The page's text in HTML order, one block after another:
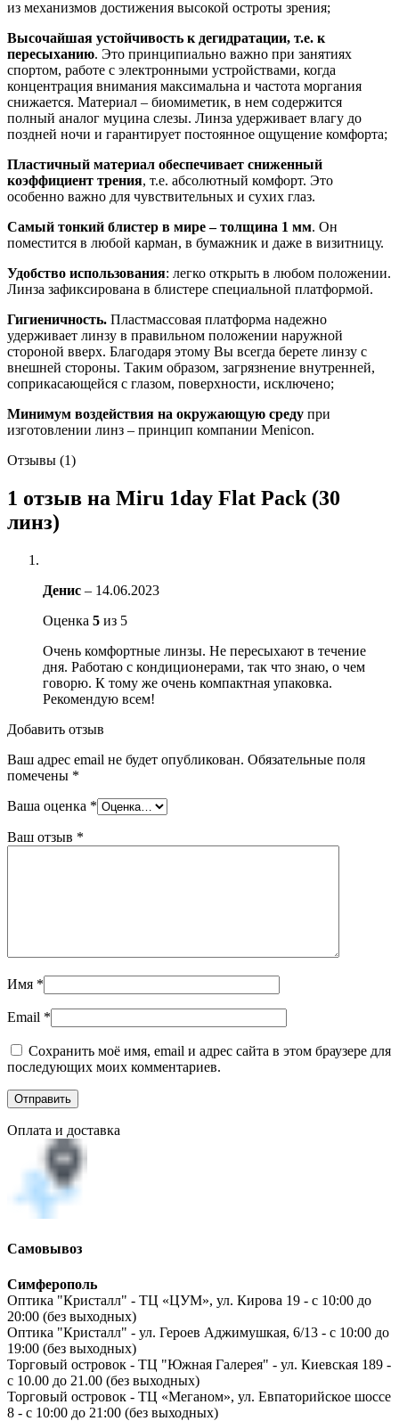
из механизмов достижения высокой остроты зрения;
Высочайшая устойчивость к дегидратации, т.е. к
пересыханию. Это принципиально важно при занятиях
спортом, работе с электронными устройствами, когда
концентрация внимания максимальна и частота моргания
снижается. Материал – биомиметик, в нем содержится
полный аналог муцина слезы. Линза удерживает влагу до
поздней ночи и гарантирует постоянное ощущение комфорта;
Пластичный материал обеспечивает сниженный
коэффициент трения, т.е. абсолютный комфорт. Это
особенно важно для чувствительных и сухих глаз.
Самый тонкий блистер в мире – толщина 1 мм. Он
поместится в любой карман, в бумажник и даже в визитницу.
Удобство использования: легко открыть в любом положении.
Линза зафиксирована в блистере специальной платформой.
Гигиеничность. Пластмассовая платформа надежно
удерживает линзу в правильном положении наружной
стороной вверх. Благодаря этому Вы всегда берете линзу с
внешней стороны. Таким образом, загрязнение внутренней,
соприкасающейся с глазом, поверхности, исключено;
Минимум воздействия на окружающую среду при
изготовлении линз – принцип компании Menicon.
Отзывы (1)
1 отзыв на Miru 1day Flat Pack (30
линз)
Денис – 14.06.2023
Оценка 5 из 5
Очень комфортные линзы. Не пересыхают в течение
дня. Работаю с кондиционерами, так что знаю, о чем
говорю. К тому же очень компактная упаковка.
Рекомендую всем!
Добавить отзыв
Ваш адрес email не будет опубликован. Обязательные поля
помечены *
Ваша оценка *
Ваш отзыв *
Имя *
Email *
Сохранить моё имя, email и адрес сайта в этом браузере для
последующих моих комментариев.
Оплата и доставка
Самовывоз
Симферополь
Оптика "Кристалл" - ТЦ «ЦУМ», ул. Кирова 19 - с 10:00 до
20:00 (без выходных)
Оптика "Кристалл" - ул. Героев Аджимушкая, 6/13 - с 10:00 до
19:00 (без выходных)
Торговый островок - ТЦ "Южная Галерея" - ул. Киевская 189 -
с 10.00 до 21.00 (без выходных)
Торговый островок - ТЦ «Меганом», ул. Евпаторийское шоссе
8 - с 10:00 до 21:00 (без выходных)